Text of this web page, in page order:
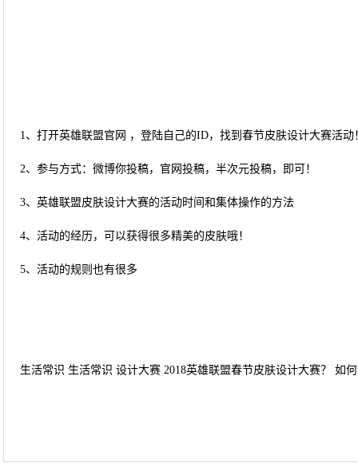
1、打开英雄联盟官网 ，登陆自己的ID，找到春节皮肤设计大赛活动
2、参与方式：微博你投稿，官网投稿，半次元投稿，即可！
3、英雄联盟皮肤设计大赛的活动时间和集体操作的方法
4、活动的经历，可以获得很多精美的皮肤哦！
5、活动的规则也有很多
生活常识 生活常识 设计大赛 2018英雄联盟春节皮肤设计大赛？ 如